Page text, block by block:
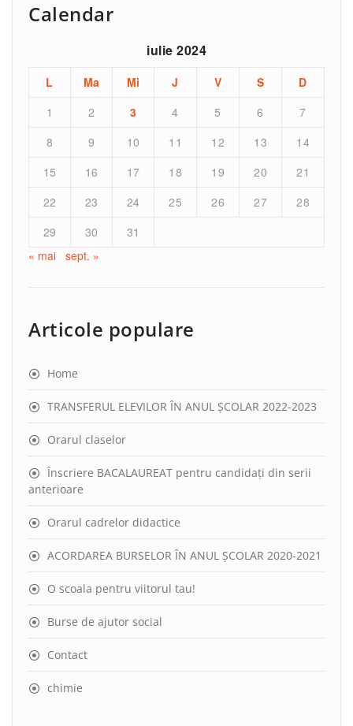
Calendar
iulie 2024
L Ma Mi J V S
D
1
2 3 4 5 6
7
8
9 10 11 12 13
14
15
16 17 18 19 20
21
22
23 24 25 26 27
28
29
30
31
« mai sept. »
Articole populare
Home
TRANSFERUL ELEVILOR ÎN ANUL ȘCOLAR 2022-2023
Orarul claselor
Înscriere BACALAUREAT pentru candidați din serii
anterioare
Orarul cadrelor didactice
ACORDAREA BURSELOR ÎN ANUL ȘCOLAR 2020-2021
O scoala pentru viitorul tau!
Burse de ajutor social
Contact
chimie